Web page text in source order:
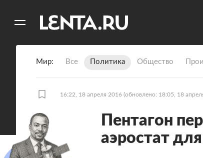
Мир Все Политика Общество
16:22, 18 апреля 2016 (обновлено: 18:05, 18
Пентагон
аэростат